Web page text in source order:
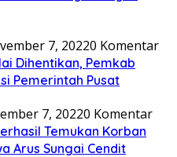
7, 20220 Komentar
Dihentikan, Pemkab
Pemerintah Pusat
7, 20220 Komentar
Temukan Korban
Arus Sungai Cendit